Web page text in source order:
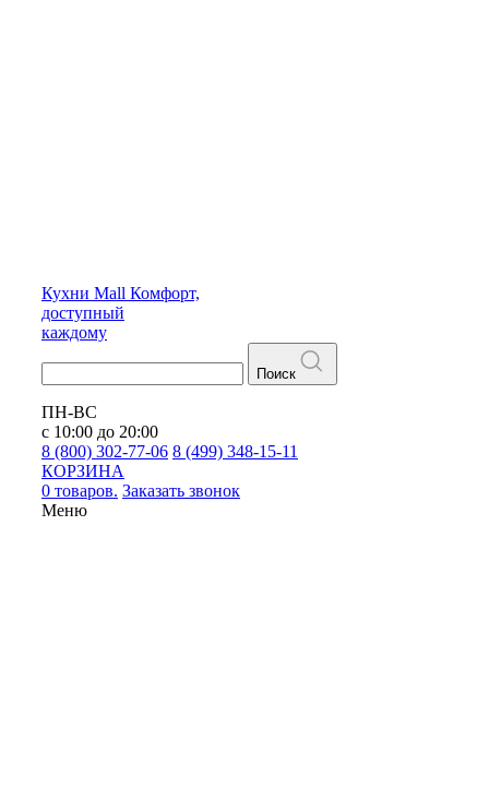
Кухни Mall Комфорт,
доступный
каждому
Поиск
ПН-ВС
с 10:00 до 20:00
8 (800) 302-77-06 8 (499) 348-15-11
КОРЗИНА
0 товаров. Заказать звонок
Меню